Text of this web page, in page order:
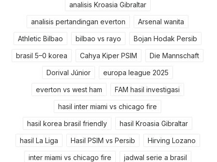
analisis Kroasia Gibraltar
analisis pertandingan everton Arsenal wanita
Athletic Bilbao bilbao vs rayo Bojan Hodak Persib
brasil 5–0 korea Cahya Kiper PSIM Die Mannschaft
Dorival Júnior europa league 2025
everton vs west ham FAM hasil investigasi
hasil inter miami vs chicago fire
hasil korea brasil friendly hasil Kroasia Gibraltar
hasil La Liga Hasil PSIM vs Persib Hirving Lozano
inter miami vs chicago fire jadwal serie a brasil